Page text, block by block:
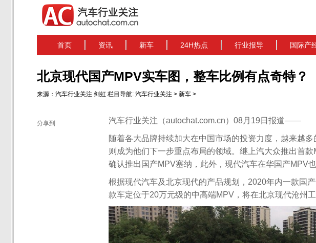
首页 资讯 新车 24H热点 行业报导 国际产
北京现代国产MPV实车图，整车比例有点奇特？
来源： 汽车行业关注 剑虹 栏目导航: 汽车行业关注 > 新车 >
分享到 汽车行业关注（autochat.com.cn）08月19日报道——
随着各大品牌持续加大在中国市场的投资力度，越来越
则成为他们下一步重点布局的领域。继上汽大众推出首
确认推出国产MPV塞纳，此外，现代汽车在华国产MPV也
根据现代汽车及北京现代的产品规划，2020年内一款国
款车定位于20万元级的中高端MPV，将在北京现代沧州工